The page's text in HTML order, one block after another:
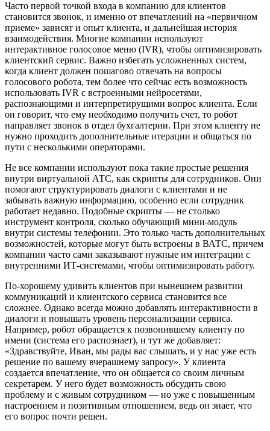
Часто первой точкой входа в компанию для клиентов
становится звонок, и именно от впечатлений на «первичном
приеме» зависят и опыт клиента, и дальнейшая история
взаимодействия. Многие компании используют
интерактивное голосовое меню (IVR), чтобы оптимизировать
клиентский сервис. Важно избегать усложненных систем,
когда клиент должен пошагово отвечать на вопросы
голосового робота, тем более что сейчас есть возможность
использовать IVR с встроенными нейросетями,
распознающими и интерпретирущими вопрос клиента. Если
он говорит, что ему необходимо получить счет, то робот
направляет звонок в отдел бухгалтерии. При этом клиенту не
нужно проходить дополнительные итерации и общаться по
пути с несколькими операторами.
Не все компании используют пока такие простые решения
внутри виртуальной АТС, как скрипты для сотрудников. Они
помогают структурировать диалоги с клиентами и не
забывать важную информацию, особенно если сотрудник
работает недавно. Подобные скрипты — не столько
инструмент контроля, сколько обучающий мини-модуль
внутри системы телефонии. Это только часть дополнительных
возможностей, которые могут быть встроены в ВАТС, причем
компании часто сами заказывают нужные им интеграции с
внутренними ИТ-системами, чтобы оптимизировать работу.
По-хорошему удивить клиентов при нынешнем развитии
коммуникаций и клиентского сервиса становится все
сложнее. Однако всегда можно добавлять интерактивности в
диалоги и повышать уровень персонализации сервиса.
Например, робот обращается к позвонившему клиенту по
имени (система его распознает), и тут же добавляет:
«Здравствуйте, Иван, мы рады вас слышать, и у нас уже есть
решение по вашему вчерашнему запросу». У клиента
создается впечатление, что он общается со своим личным
секретарем. У него будет возможность обсудить свою
проблему и с живым сотрудником — но уже с повышенным
настроением и позитивным отношением, ведь он знает, что
его вопрос почти решен.